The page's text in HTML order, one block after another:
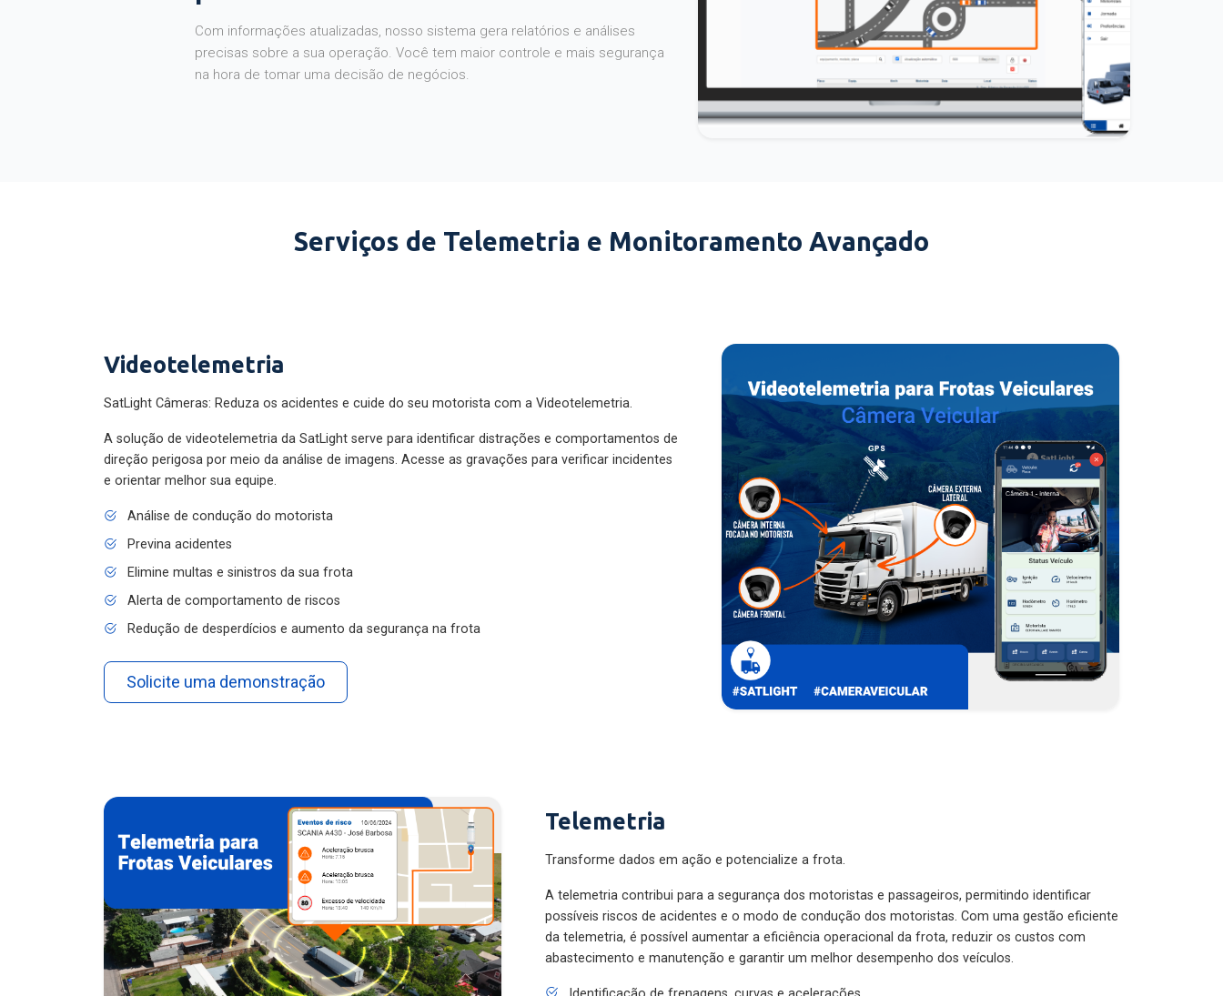
Com informações atualizadas, nosso sistema gera relatórios e análises
precisas sobre a sua operação. Você tem maior controle e mais segurança
na hora de tomar uma decisão de negócios.
Serviços de Telemetria e Monitoramento Avançado
Videotelemetria
SatLight Câmeras: Reduza os acidentes e cuide do seu motorista com a Videotelemetria.
A solução de videotelemetria da SatLight serve para identificar distrações e comportamentos de
direção perigosa por meio da análise de imagens. Acesse as gravações para verificar incidentes
e orientar melhor sua equipe.
Análise de condução do motorista
Previna acidentes
Elimine multas e sinistros da sua frota
Alerta de comportamento de riscos
Redução de desperdícios e aumento da segurança na frota
Solicite uma demonstração
Telemetria
Transforme dados em ação e potencialize a frota.
A telemetria contribui para a segurança dos motoristas e passageiros, permitindo identificar
possíveis riscos de acidentes e o modo de condução dos motoristas. Com uma gestão eficiente
da telemetria, é possível aumentar a eficiência operacional da frota, reduzir os custos com
abastecimento e manutenção e garantir um melhor desempenho dos veículos.
Identificação de frenagens, curvas e acelerações